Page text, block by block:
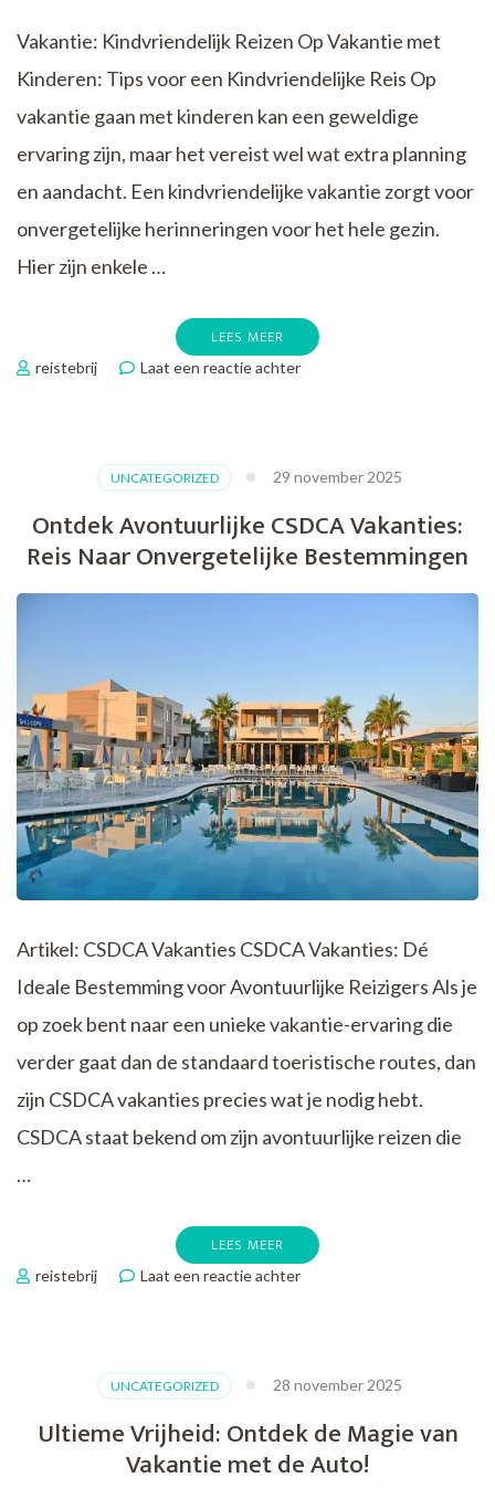
Vakantie: Kindvriendelijk Reizen Op Vakantie met
Kinderen: Tips voor een Kindvriendelijke Reis Op
vakantie gaan met kinderen kan een geweldige
ervaring zijn, maar het vereist wel wat extra planning
en aandacht. Een kindvriendelijke vakantie zorgt voor
onvergetelijke herinneringen voor het hele gezin.
Hier zijn enkele …
LEES MEER
reistebrij Laat een reactie achterop
Vakantie
het
Gezin
UNCATEGORIZED 29 november 2025
Ontdek Avontuurlijke CSDCA Vakanties:
Reis Naar Onvergetelijke Bestemmingen
Artikel: CSDCA Vakanties CSDCA Vakanties: Dé
Ideale Bestemming voor Avontuurlijke Reizigers Als je
op zoek bent naar een unieke vakantie-ervaring die
verder gaat dan de standaard toeristische routes, dan
zijn CSDCA vakanties precies wat je nodig hebt.
CSDCA staat bekend om zijn avontuurlijke reizen die
…
LEES MEER
reistebrij Laat een reactie achterop
Reis
Onvergetelijke
Bestemmingen
UNCATEGORIZED 28 november 2025
Ultieme Vrijheid: Ontdek de Magie van
Vakantie met de Auto!